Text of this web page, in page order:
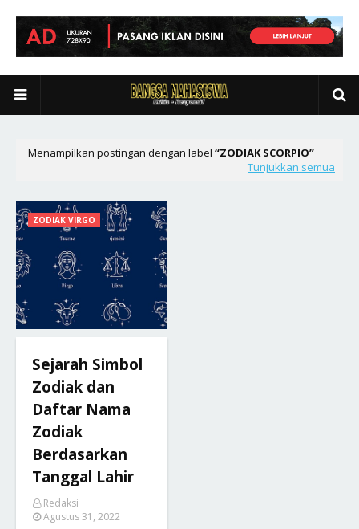
Menampilkan postingan dengan label
ZODIAK SCORPIO
Tunjukkan semua
ZODIAK VIRGO
Sejarah Simbol
Zodiak dan
Daftar Nama
Zodiak
Berdasarkan
Tanggal Lahir
Redaksi
Agustus 31, 2022